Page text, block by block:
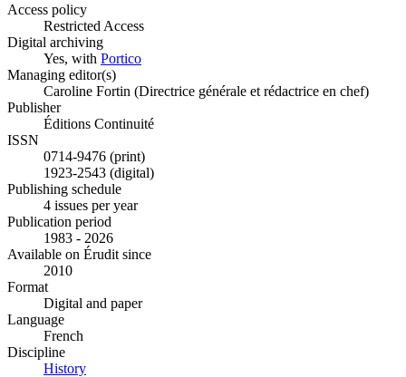
Access policy
Restricted Access
Digital archiving
Yes, with Portico
Managing editor(s)
Caroline Fortin (Directrice générale et rédactrice en chef)
Publisher
Éditions Continuité
ISSN
0714-9476 (print)
1923-2543 (digital)
Publishing schedule
4 issues per year
Publication period
1983 - 2026
Available on Érudit since
2010
Format
Digital and paper
Language
French
Discipline
History